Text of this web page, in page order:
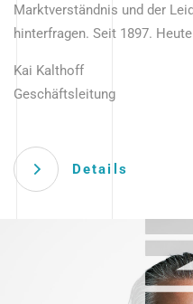
Marktverständnis und der
hinterfragen. Seit 1897.
Kai Kalthoff
Geschäftsleitung
Details